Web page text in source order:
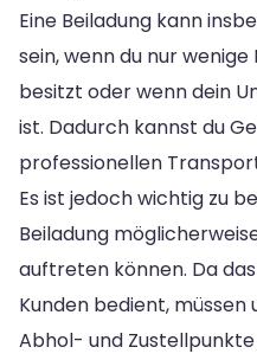
Eine Beiladung kann
sein, wenn du nur
besitzt oder wenn dein
ist. Dadurch kannst du
professionellen
Es ist jedoch wichtig zu
Beiladung
auftreten können. Da
Kunden bedient,
Abhol- und